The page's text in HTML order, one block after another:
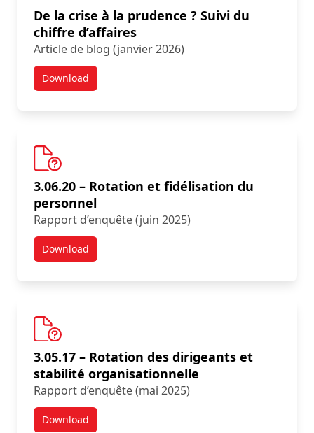
De la crise à la prudence ? Suivi du
chiffre d’affaires
Article de blog (janvier 2026)
DownloadRésultats d’une nouvelle enquête :
3.06.20 – Rotation et fidélisation du
personnel
Rapport d’enquête (juin 2025)
DownloadRésultats d’une nouvelle enquête :
3.05.17 – Rotation des dirigeants et
stabilité organisationnelle
Rapport d’enquête (mai 2025)
DownloadRésultats d’une nouvelle enquête :